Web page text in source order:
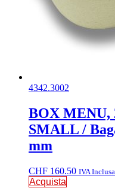
4342.3002
BOX MENU,
SMALL /
mm
CHF 160.50 IVA Inclusa
Acquista